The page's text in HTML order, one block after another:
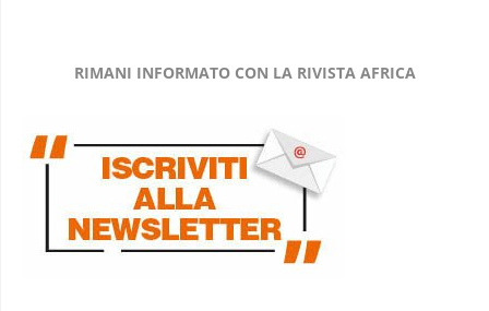
RIMANI INFORMATO CON LA RIVISTA AFRICA